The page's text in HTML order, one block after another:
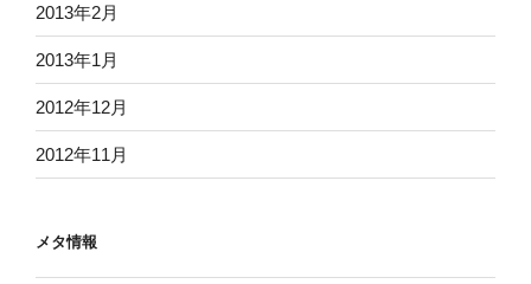
2013年2月
2013年1月
2012年12月
2012年11月
メタ情報